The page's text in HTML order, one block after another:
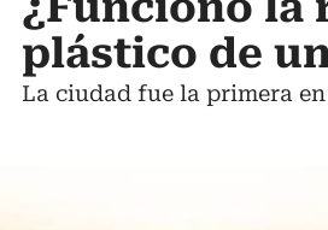
plástico de
La ciudad fue la primera